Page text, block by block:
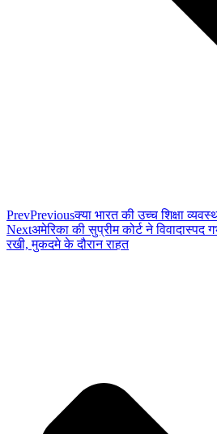
PrevPreviousक्या भारत की उच्च शिक्षा
Nextअमेरिका की सुप्रीम कोर्ट ने विवादास्पद
रखी, मुकदमे के दौरान राहत